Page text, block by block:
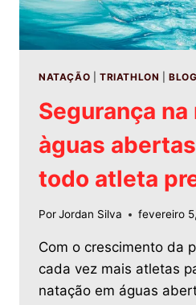
NATAÇÃO TRIATHLON |
Segurança
àguas
todo atleta
PorJordan Silva fevereiro
Com o crescimento da
cada vez mais atletas
natação em águas